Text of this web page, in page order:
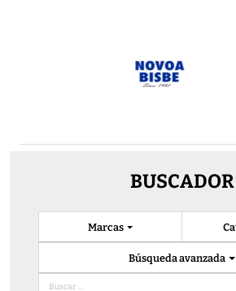
BUSCADOR
Marcas
Búsqueda avanzada